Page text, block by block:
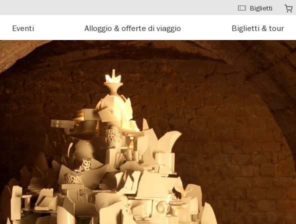
Eventi Alloggio & offerte di viaggio Biglietti & tour
Biglietti